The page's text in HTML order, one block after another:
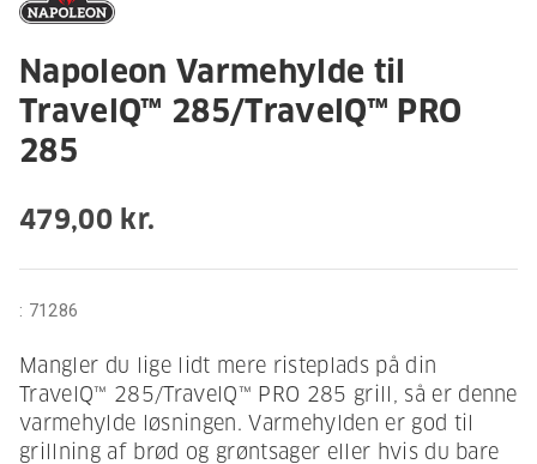
Napoleon Varmehylde til
TravelQ™ 285/TravelQ™ PRO
285
479,00 kr.
: 71286
Mangler du lige lidt mere risteplads på din
TravelQ™ 285/TravelQ™ PRO 285 grill, så er denne
varmehylde løsningen. Varmehylden er god til
grillning af brød og grøntsager eller hvis du bare